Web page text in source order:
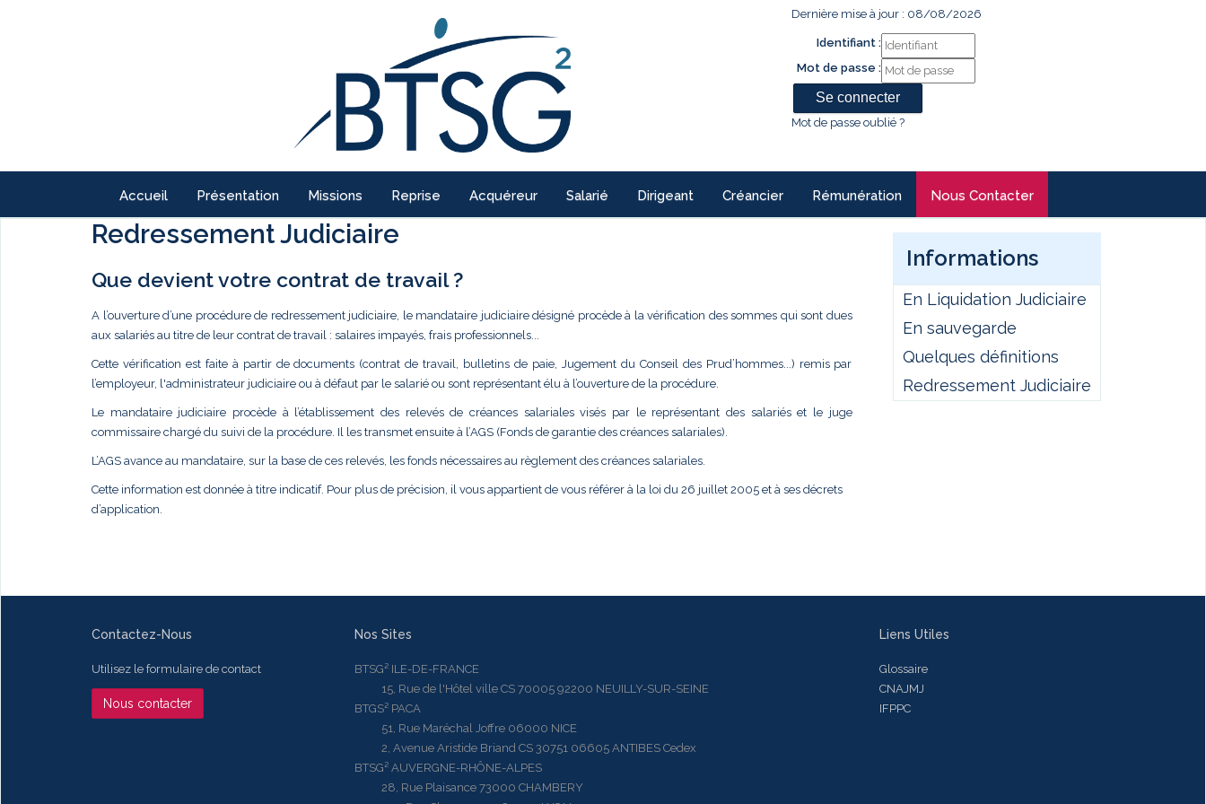
Dernière mise à jour : 08/08/2026
Identifiant :
Mot de passe :
Mot de passe oublié ?
Accueil Présentation Missions Reprise Acquéreur Salarié Dirigeant Créancier Rémunération Nous Contacter
Redressement Judiciaire
Que devient votre contrat de travail ?
A l’ouverture d’une procédure de redressement judiciaire, le mandataire judiciaire désigné procède à la vérification des sommes qui sont dues
aux salariés au titre de leur contrat de travail : salaires impayés, frais professionnels...
Cette vérification est faite à partir de documents (contrat de travail, bulletins de paie, Jugement du Conseil des Prud’hommes...) remis par
l’employeur, l'administrateur judiciaire ou à défaut par le salarié ou sont représentant élu à l’ouverture de la procédure.
Le mandataire judiciaire procède à l’établissement des relevés de créances salariales visés par le représentant des salariés et le juge
commissaire chargé du suivi de la procédure. Il les transmet ensuite à l’AGS (Fonds de garantie des créances salariales).
L’AGS avance au mandataire, sur la base de ces relevés, les fonds nécessaires au règlement des créances salariales.
Cette information est donnée à titre indicatif. Pour plus de précision, il vous appartient de vous référer à la loi du 26 juillet 2005 et à ses décrets
d’application.
Informations
En Liquidation Judiciaire
En sauvegarde
Quelques définitions
Redressement Judiciaire
Contactez-Nous
Utilisez le formulaire de contact
Nous contacter
Nos Sites
BTSG² ILE-DE-FRANCE
15, Rue de l'Hôtel ville CS 70005 92200 NEUILLY-SUR-SEINE
BTGS² PACA
51, Rue Maréchal Joffre 06000 NICE
2, Avenue Aristide Briand CS 30751 06605 ANTIBES Cedex
BTSG² AUVERGNE-RHÔNE-ALPES
28, Rue Plaisance 73000 CHAMBERY
Liens Utiles
Glossaire
CNAJMJ
IFPPC